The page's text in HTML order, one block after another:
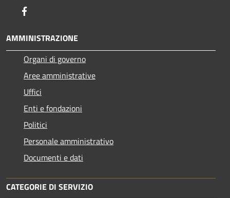
AMMINISTRAZIONE
Organi di governo
Aree amministrative
Uffici
Enti e fondazioni
Politici
Personale amministrativo
Documenti e dati
CATEGORIE DI SERVIZIO